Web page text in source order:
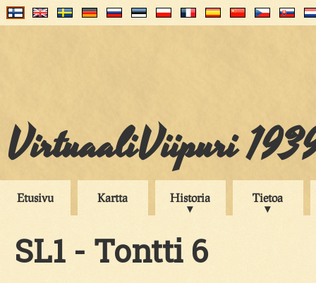
VirtuaaliViipuri
Etusivu Kartta Historia Tietoa
SL1 - Tontti 6